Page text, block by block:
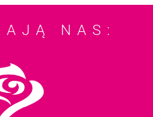
NAS: